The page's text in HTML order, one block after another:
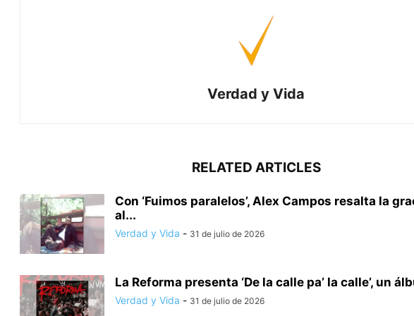
Verdad y Vida
RELATED ARTICLES
Con ‘Fuimos paralelos’, Alex Campos resalta la
al...
Verdad y Vida - 31 de julio de 2026
La Reforma presenta ‘De la calle pa’ la calle’, un
Verdad y Vida - 31 de julio de 2026